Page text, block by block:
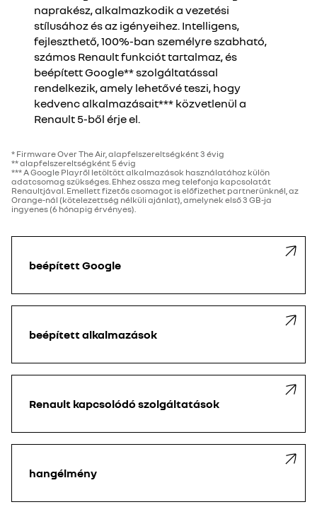
naprakész, alkalmazkodik a vezetési
stílusához és az igényeihez. Intelligens,
fejleszthető, 100%-ban személyre szabható,
számos Renault funkciót tartalmaz, és
beépített Google** szolgáltatással
rendelkezik, amely lehetővé teszi, hogy
kedvenc alkalmazásait*** közvetlenül a
Renault 5-ből érje el.
* Firmware Over The Air, alapfelszereltségként 3 évig
** alapfelszereltségként 5 évig
*** A Google Playről letöltött alkalmazások használatához külön
adatcsomag szükséges. Ehhez ossza meg telefonja kapcsolatát
Renaultjával. Emellett fizetős csomagot is előfizethet partnerünknél, az
Orange-nál (kötelezettség nélküli ajánlat), amelynek első 3 GB-ja
ingyenes (6 hónapig érvényes).
beépített Google
beépített alkalmazások
Renault kapcsolódó szolgáltatások
hangélmény